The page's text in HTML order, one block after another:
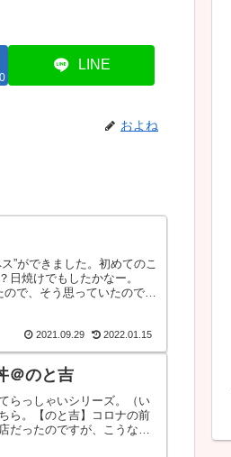
0
LINE
およね
”ができました。初めてのこ
日焼けでもしたかなー。
で、そう思っていたのです
2021.09.29 2022.01.15
＠のと吉
らっしゃいシリーズ。（い
ら。【のと吉】コロナの前
だったのですが、こうなっ